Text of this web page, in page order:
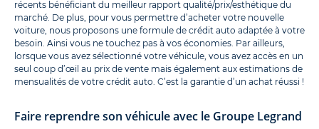
récents bénéficiant du meilleur rapport qualité/prix/esthétique du
marché. De plus, pour vous permettre d’acheter votre nouvelle
voiture, nous proposons une formule de crédit auto adaptée à votre
besoin. Ainsi vous ne touchez pas à vos économies. Par ailleurs,
lorsque vous avez sélectionné votre véhicule, vous avez accès en un
seul coup d’œil au prix de vente mais également aux estimations de
mensualités de votre crédit auto. C’est la garantie d’un achat réussi !
Faire reprendre son véhicule avec le Groupe Legrand